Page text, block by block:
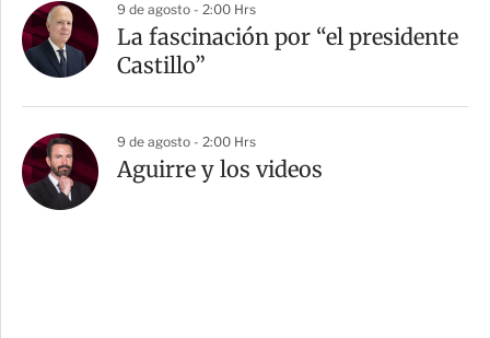
9 de agosto - 2:00 Hrs
La fascinación por “el presidente
Castillo”
9 de agosto - 2:00 Hrs
Aguirre y los videos